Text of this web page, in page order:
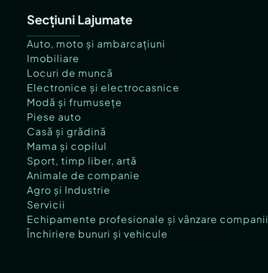
Secțiuni Lajumate
Auto, moto și ambarcațiuni
Imobiliare
Locuri de muncă
Electronice și electrocasnice
Modă și frumusețe
Piese auto
Casă și grădină
Mama și copilul
Sport, timp liber, artă
Animale de companie
Agro și Industrie
Servicii
Echipamente profesionale și vânzare companii
Închiriere bunuri și vehicule